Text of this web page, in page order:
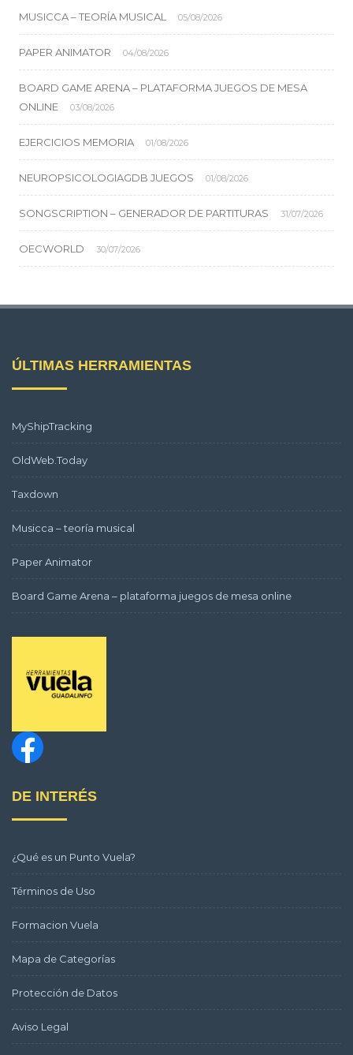
MUSICCA – TEORÍA MUSICAL 05/08/2026
PAPER ANIMATOR 04/08/2026
BOARD GAME ARENA – PLATAFORMA JUEGOS DE MESA
ONLINE
03/08/2026
EJERCICIOS MEMORIA 01/08/2026
NEUROPSICOLOGIAGDB JUEGOS 01/08/2026
SONGSCRIPTION – GENERADOR DE PARTITURAS 31/07/2026
OECWORLD 30/07/2026
ÚLTIMAS HERRAMIENTAS
MyShipTracking
OldWeb.Today
Taxdown
Musicca – teoría musical
Paper Animator
Board Game Arena – plataforma juegos de mesa online
DE INTERÉS
¿Qué es un Punto Vuela?
Términos de Uso
Formacion Vuela
Mapa de Categorías
Protección de Datos
Aviso Legal